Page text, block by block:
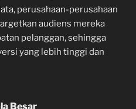
perusahaan-perusahaan
audiens mereka
pelanggan, sehingga
yang lebih tinggi dan
Besar